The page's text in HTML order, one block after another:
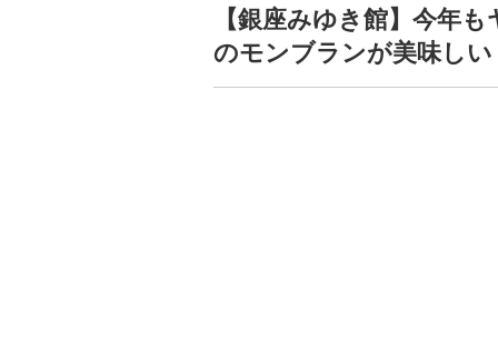
【銀座みゆき館】今年
のモンブランが美味しい